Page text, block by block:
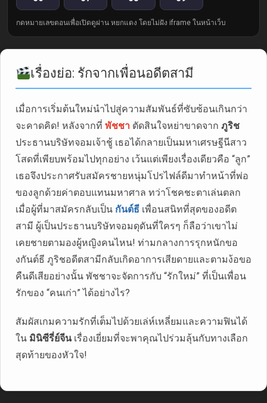
กดหมายเลขตอนเพื่อเปิดดูผ่าน หยกแดง โดยไม่ฝัง iframe ในหน้าเว็บ
เรื่องย่อ: รักจากเพื่อนอดีตสามี
เมื่อการเริ่มต้นใหม่นำไปสู่ความสัมพันธ์ที่ซับซ้อนเกินกว่า
จะคาดคิด! หลังจากที่ พัชชา ตัดสินใจหย่าขาดจาก ภูริช
ประธานบริษัทจอมเจ้าชู้ เธอได้กลายเป็นมหาเศรษฐีนีสาว
โสดที่เพียบพร้อมไปทุกอย่าง เว้นแต่เพียงเรื่องเดียวคือ “ลูก”
เธอจึงประกาศรับสมัครชายหนุ่มโปรไฟล์ดีมาทำหน้าที่พ่อ
ของลูกด้วยค่าตอบแทนมหาศาล ทว่าโชคชะตาเล่นตลก
เมื่อผู้ที่มาสมัครกลับเป็น กันต์ธี เพื่อนสนิทที่สุดของอดีต
สามี ผู้เป็นประธานบริษัทจอมดุดันที่ใครๆ ก็ลือว่าเขาไม่
เคยชายตามองผู้หญิงคนไหน! ท่ามกลางการรุกหนักขอ
งกันต์ธี ภูริชอดีตสามีกลับเกิดอาการเสียดายและตามง้อขอ
คืนดีเสียอย่างนั้น พัชชาจะจัดการกับ “รักใหม่” ที่เป็นเพื่อน
รักของ “คนเก่า” ได้อย่างไร?
สัมผัสเกมความรักที่เต็มไปด้วยเล่ห์เหลี่ยมและความฟินได้
ใน มินิซีรี่ย์จีนเรื่องเยี่ยมที่จะพาคุณไปร่วมลุ้นกับทางเลือก
สุดท้ายของหัวใจ!